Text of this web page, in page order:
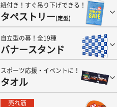
紐付き！すぐ吊り下げできる！
タペストリー(定型)
自立型の幕！全19種
バナースタンド
スポーツ応援・イベントに！
タオル
売れ筋